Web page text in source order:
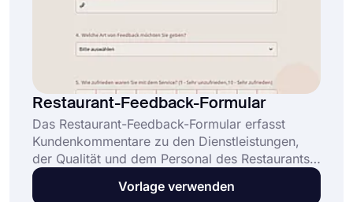
Restaurant-Feedback-Formular
Das Restaurant-Feedback-Formular erfasst
Kundenkommentare zu den Dienstleistungen,
der Qualität und dem Personal des Restaurants.
Dieses Feedback ist wichtig, um Stärken und
Verbesserungsbereiche zu identifizieren, was
Vorlage verwenden